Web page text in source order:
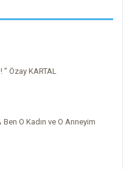
Özay KARTAL
Ben O Kadın ve O Anneyim